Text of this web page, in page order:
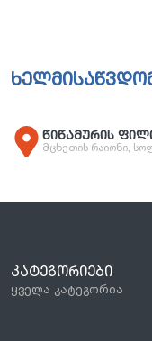
წიწამურის
მცხეთის რაიონი,
ᲙᲐᲢᲔᲒᲝᲠᲘᲔᲑᲘ
ყველა კატეგორია